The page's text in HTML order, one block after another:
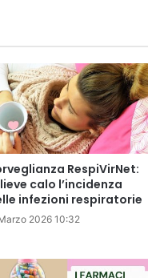
RespiVirNet:
calo l’incidenza
infezioni respiratorie
2026 10:32